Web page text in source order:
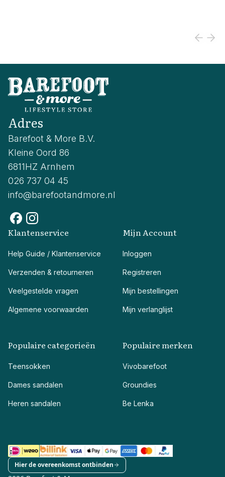
Adres
Barefoot & More B.V.
Kleine Oord 86
6811HZ Arnhem
026 737 04 45
info@barefootandmore.nl
Klantenservice
Help Guide / Klantenservice
Verzenden & retourneren
Veelgestelde vragen
Algemene voorwaarden
Mijn Account
Inloggen
Registreren
Mijn bestellingen
Mijn verlanglijst
Populaire categorieën
Teensokken
Dames sandalen
Heren sandalen
Populaire merken
Vivobarefoot
Groundies
Be Lenka
Hier de overeenkomst ontbinden